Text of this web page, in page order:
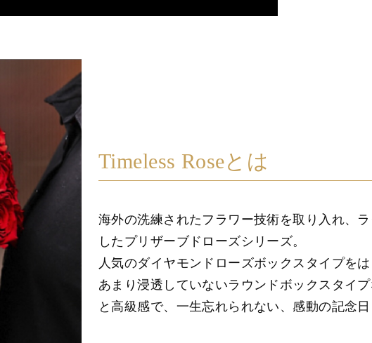
Timeless Roseとは
海外の洗練されたフラワー技術を取り入れ、
したプリザーブドローズシリーズ。
人気のダイヤモンドローズボックスタイプを
あまり浸透していないラウンドボックスタイ
と高級感で、一生忘れられない、感動の記念日